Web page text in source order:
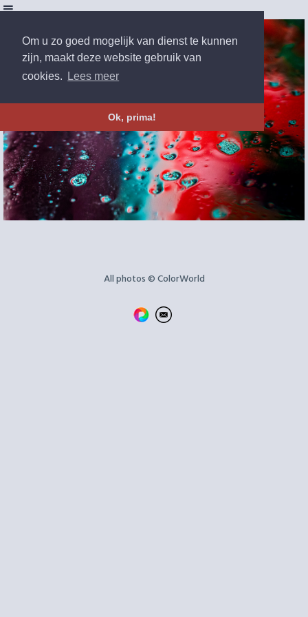
Om u zo goed mogelijk van dienst te kunnen
zijn, maakt deze website gebruik van
cookies.
Lees meer
Ok, prima!
All photos © ColorWorld